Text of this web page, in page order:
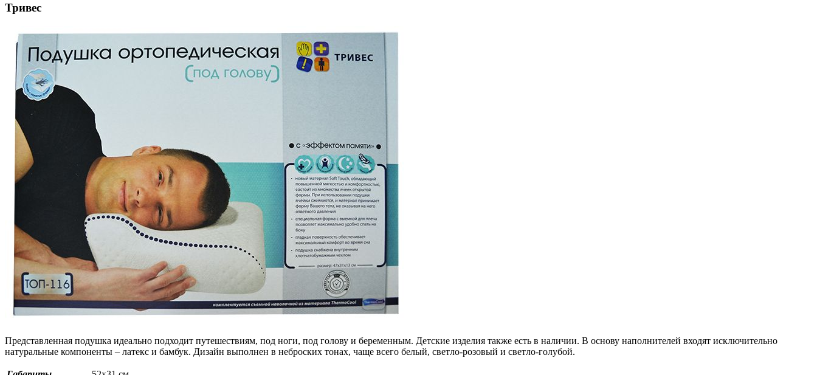
Тривес
Представленная подушка идеально подходит путешествиям, под ноги, под голову и беременным. Детские изделия также есть в наличии. В основу наполнителей входят исключительно
натуральные компоненты – латекс и бамбук. Дизайн выполнен в неброских тонах, чаще всего белый, светло-розовый и светло-голубой.